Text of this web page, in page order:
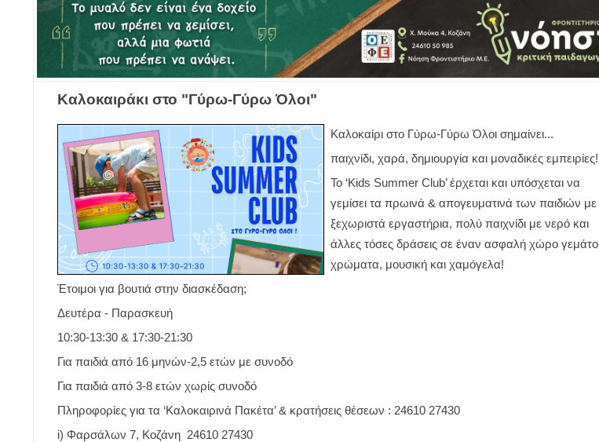
Καλοκαιράκι στο "Γύρω-Γύρω Όλοι"
Καλοκαίρι στο Γύρω-Γύρω Όλοι σημαίνει...
παιχνίδι, χαρά, δημιουργία και μοναδικές εμπειρίες!
Το ‘Kids Summer Club’ έρχεται και υπόσχεται να
γεμίσει τα πρωινά & απογευματινά των παιδιών με
ξεχωριστά εργαστήρια, πολύ παιχνίδι με νερό και
άλλες τόσες δράσεις σε έναν ασφαλή χώρο γεμάτο
χρώματα, μουσική και χαμόγελα!
Έτοιμοι για βουτιά στην διασκέδαση;
Δευτέρα - Παρασκευή
10:30-13:30 & 17:30-21:30
Για παιδιά από 16 μηνών-2,5 ετών με συνοδό
Για παιδιά από 3-8 ετών χωρίς συνοδό
Πληροφορίες για τα ‘Καλοκαιρινά Πακέτα’ & κρατήσεις θέσεων : 24610 27430
i) Φαρσάλων 7, Κοζάνη 24610 27430